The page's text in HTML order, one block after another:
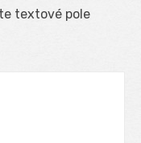
textové pole